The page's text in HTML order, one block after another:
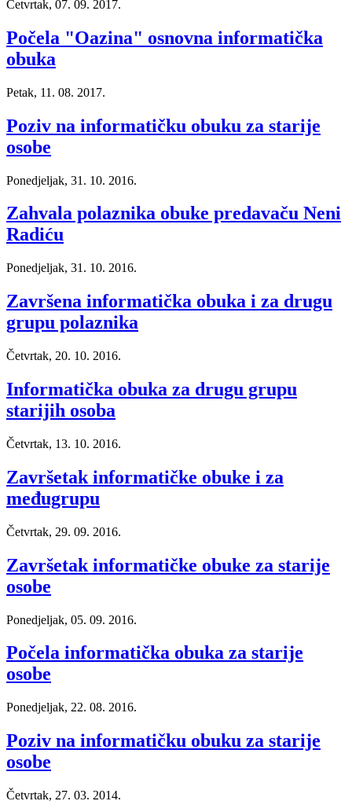
Četvrtak, 07. 09. 2017.
Počela "Oazina" osnovna informatička
obuka
Petak, 11. 08. 2017.
Poziv na informatičku obuku za starije
osobe
Ponedjeljak, 31. 10. 2016.
Zahvala polaznika obuke predavaču Neni
Radiću
Ponedjeljak, 31. 10. 2016.
Završena informatička obuka i za drugu
grupu polaznika
Četvrtak, 20. 10. 2016.
Informatička obuka za drugu grupu
starijih osoba
Četvrtak, 13. 10. 2016.
Završetak informatičke obuke i za
međugrupu
Četvrtak, 29. 09. 2016.
Završetak informatičke obuke za starije
osobe
Ponedjeljak, 05. 09. 2016.
Počela informatička obuka za starije
osobe
Ponedjeljak, 22. 08. 2016.
Poziv na informatičku obuku za starije
osobe
Četvrtak, 27. 03. 2014.